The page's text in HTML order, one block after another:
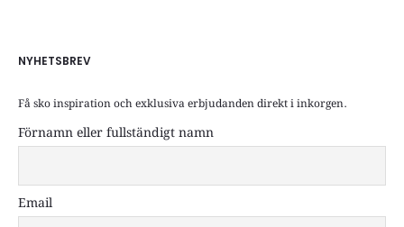
NYHETSBREV
Få sko inspiration och exklusiva erbjudanden direkt i inkorgen.
Förnamn eller fullständigt namn
Email